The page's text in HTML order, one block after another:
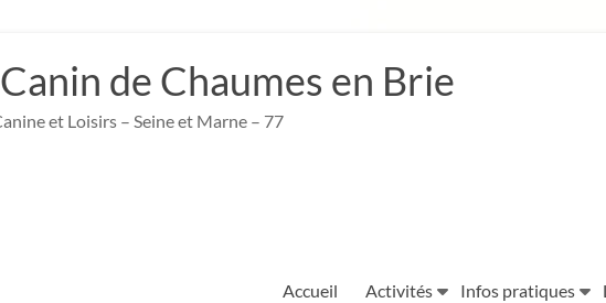
de Chaumes en Brie
et Loisirs – Seine et Marne – 77
Accueil Activités Infos pratiques